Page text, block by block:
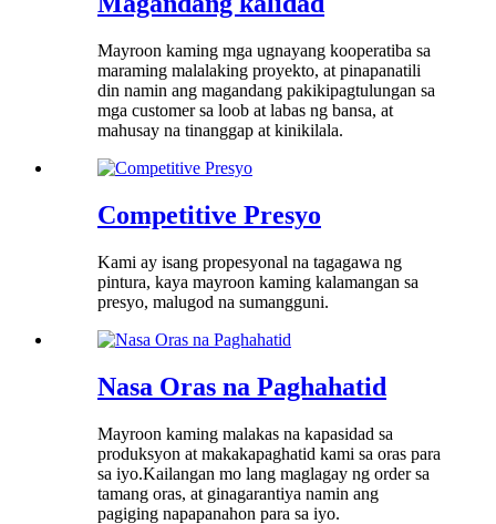
Mayroon kaming mga ugnayang kooperatiba sa
maraming malalaking proyekto, at pinapanatili
din namin ang magandang pakikipagtulungan sa
mga customer sa loob at labas ng bansa, at
mahusay na tinanggap at kinikilala.
Competitive Presyo
Kami ay isang propesyonal na tagagawa ng
pintura, kaya mayroon kaming kalamangan sa
presyo, malugod na sumangguni.
Nasa Oras na Paghahatid
Mayroon kaming malakas na kapasidad sa
produksyon at makakapaghatid kami sa oras para
sa iyo.Kailangan mo lang maglagay ng order sa
tamang oras, at ginagarantiya namin ang
pagiging napapanahon para sa iyo.